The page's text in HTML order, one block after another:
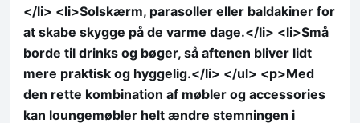
</li> <li>Solskærm, parasoller eller baldakiner for
at skabe skygge på de varme dage.</li> <li>Små
borde til drinks og bøger, så aftenen bliver lidt
mere praktisk og hyggelig.</li> </ul> <p>Med
den rette kombination af møbler og accessories
kan loungemøbler helt ændre stemningen i